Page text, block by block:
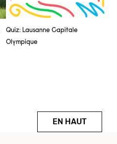
Quiz: Lausanne Capitale
Olympique
EN HAUT